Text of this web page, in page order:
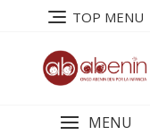
TOP MENU
MENU